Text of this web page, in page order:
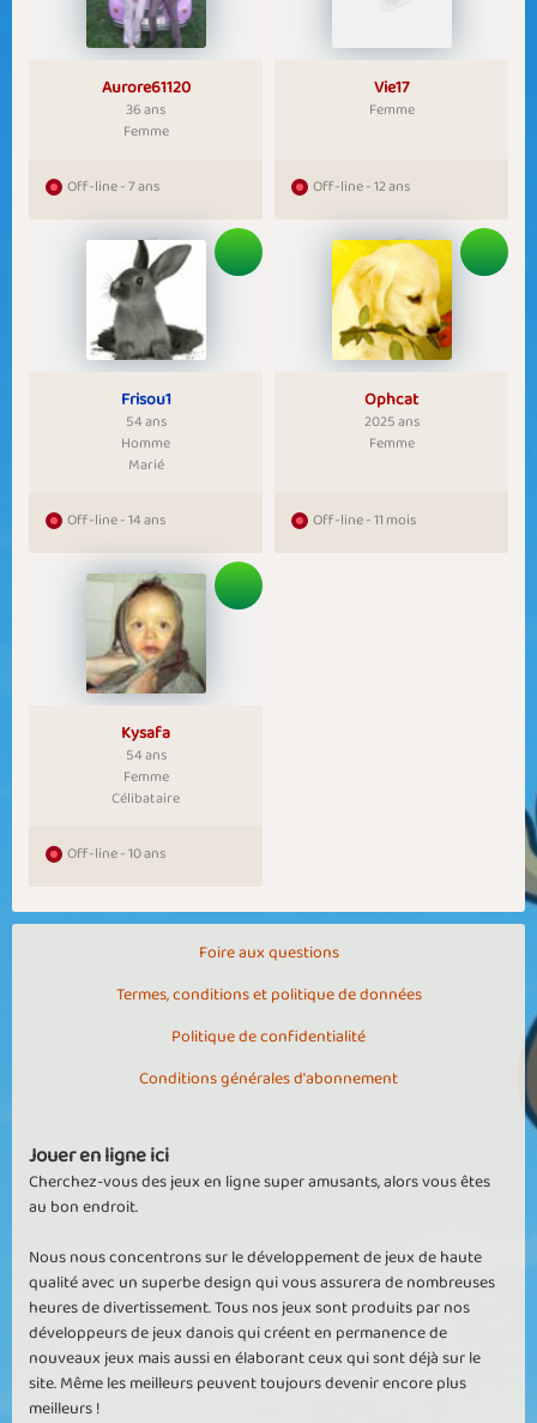
Aurore61120
36 ans
Femme
Off-line - 7 ans
Vie17
Femme
Off-line - 12 ans
Frisou1
54 ans
Homme
Marié
Off-line - 14 ans
Ophcat
2025 ans
Femme
Off-line - 11 mois
Kysafa
54 ans
Femme
Célibataire
Off-line - 10 ans
Foire aux questions
Termes, conditions et politique de données
Politique de confidentialité
Conditions générales d'abonnement
Jouer en ligne ici
Cherchez-vous des jeux en ligne super amusants, alors vous êtes
au bon endroit.
Nous nous concentrons sur le développement de jeux de haute
qualité avec un superbe design qui vous assurera de nombreuses
heures de divertissement. Tous nos jeux sont produits par nos
développeurs de jeux danois qui créent en permanence de
nouveaux jeux mais aussi en élaborant ceux qui sont déjà sur le
site. Même les meilleurs peuvent toujours devenir encore plus
meilleurs !